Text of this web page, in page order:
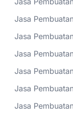
Jasa
Jasa
Jasa
Jasa
Jasa
Jasa